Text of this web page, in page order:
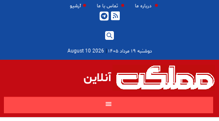
درباره ما تماس با ما آرشیو
دوشنبه ۱۹ مرداد ۱۴۰۵ |
2026 August 10
آنلاین